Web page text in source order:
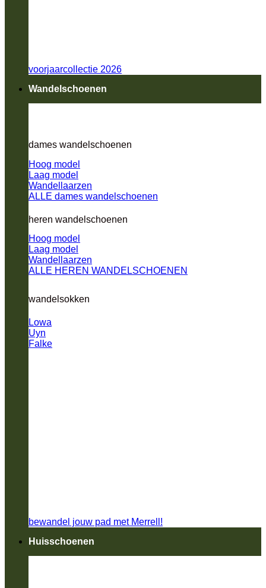
voorjaarcollectie 2026
Wandelschoenen
dames wandelschoenen
Hoog model
Laag model
Wandellaarzen
ALLE dames wandelschoenen
heren wandelschoenen
Hoog model
Laag model
Wandellaarzen
ALLE HEREN WANDELSCHOENEN
wandelsokken
Lowa
Uyn
Falke
bewandel jouw pad met Merrell!
Huisschoenen